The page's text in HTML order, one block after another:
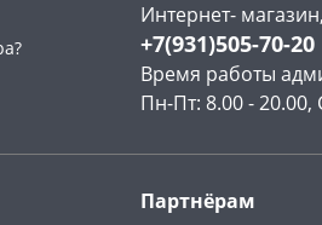
Интернет-
+7(931)505-70-20
Время работы
Пн-Пт: 8.00 - 20.00,
Партнёрам
раз в 2